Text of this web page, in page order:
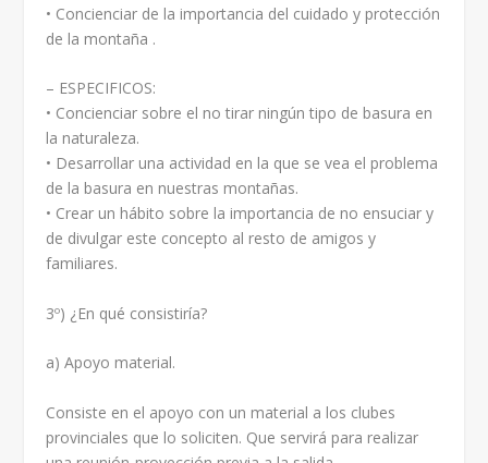
• Concienciar de la importancia del cuidado y protección
de la montaña .
– ESPECIFICOS:
• Concienciar sobre el no tirar ningún tipo de basura en
la naturaleza.
• Desarrollar una actividad en la que se vea el problema
de la basura en nuestras montañas.
• Crear un hábito sobre la importancia de no ensuciar y
de divulgar este concepto al resto de amigos y
familiares.
3º) ¿En qué consistiría?
a) Apoyo material.
Consiste en el apoyo con un material a los clubes
provinciales que lo soliciten. Que servirá para realizar